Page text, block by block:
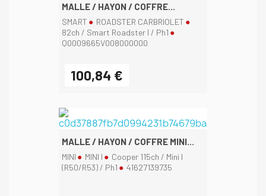
MALLE / HAYON / COFFRE...
SMART
ROADSTER CARBRIOLET
82ch / Smart Roadster I / Ph1
Q0009665V008000000
100,84 €
MALLE / HAYON / COFFRE MINI...
MINI MINI I
Cooper 115ch / Mini I
(R50/R53) / Ph1
41627139735